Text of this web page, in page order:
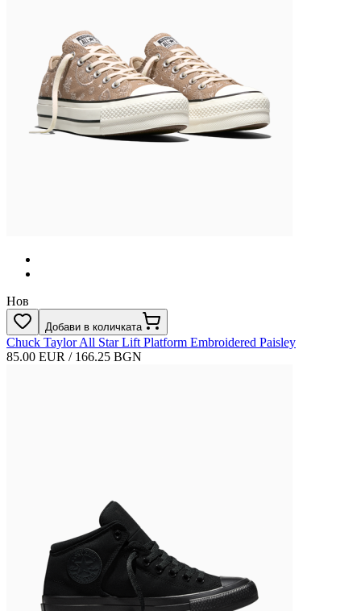
Нов
Добави в количката
Chuck Taylor All Star Lift Platform Embroidered Paisley
85.00 EUR / 166.25 BGN